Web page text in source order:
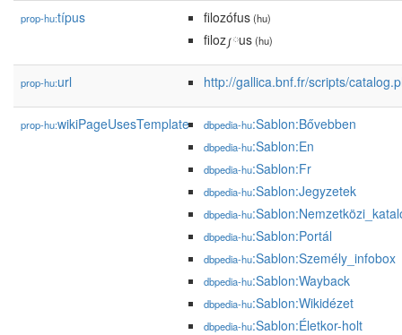
prop-hu:típus filozófus(hu)
filoz༿us(hu)
prop-hu:url http://gallica.bnf.fr/scripts/
prop-hu:wikiPageUsesTemplate dbpedia-hu:Sablon:Bővebben
dbpedia-hu:Sablon:En
dbpedia-hu:Sablon:Fr
dbpedia-hu:Sablon:Jegyzetek
dbpedia-hu
dbpedia-hu:Sablon:Portál
dbpedia-hu:Sablon:Személy_infobox
dbpedia-hu:Sablon:Wayback
dbpedia-hu:Sablon:Wikidézet
dbpedia-hu:Sablon:Életkor-holt